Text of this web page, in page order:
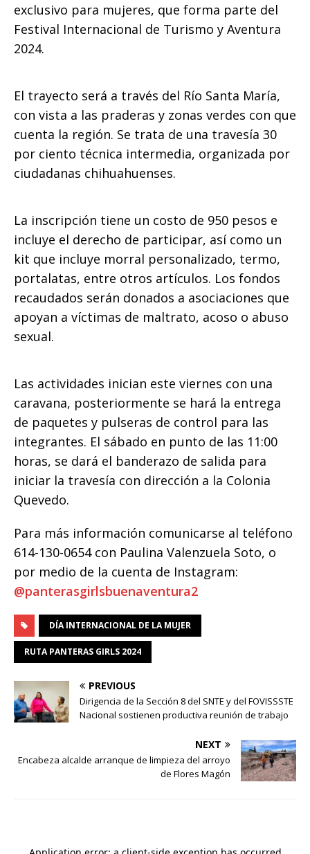
exclusivo para mujeres, que forma parte del
Festival Internacional de Turismo y Aventura
2024.
El trayecto será a través del Río Santa María,
con vista a las praderas y zonas verdes con que
cuenta la región. Se trata de una travesía 30
por ciento técnica intermedia, organizada por
ciudadanas chihuahuenses.
La inscripción tiene un costo de 950 pesos e
incluye el derecho de participar, así como un
kit que incluye morral personalizado, termo,
portalatas, entre otros artículos. Los fondos
recaudados serán donados a asociaciones que
apoyan a víctimas de maltrato, acoso o abuso
sexual.
Las actividades inician este viernes con una
caravana, posteriormente se hará la entrega
de paquetes y pulseras de control para las
integrantes. El sábado en punto de las 11:00
horas, se dará el banderazo de salida para
iniciar la travesía con dirección a la Colonia
Quevedo.
Para más información comunicarse al teléfono
614-130-0654 con Paulina Valenzuela Soto, o
por medio de la cuenta de Instagram:
@panterasgirlsbuenaventura2
DÍA INTERNACIONAL DE LA MUJER
RUTA PANTERAS GIRLS 2024
PREVIOUS
Dirigencia de la Sección 8 del SNTE y del FOVISSSTE
Nacional sostienen productiva reunión de trabajo
NEXT
Encabeza alcalde arranque de limpieza del arroyo
de Flores Magón